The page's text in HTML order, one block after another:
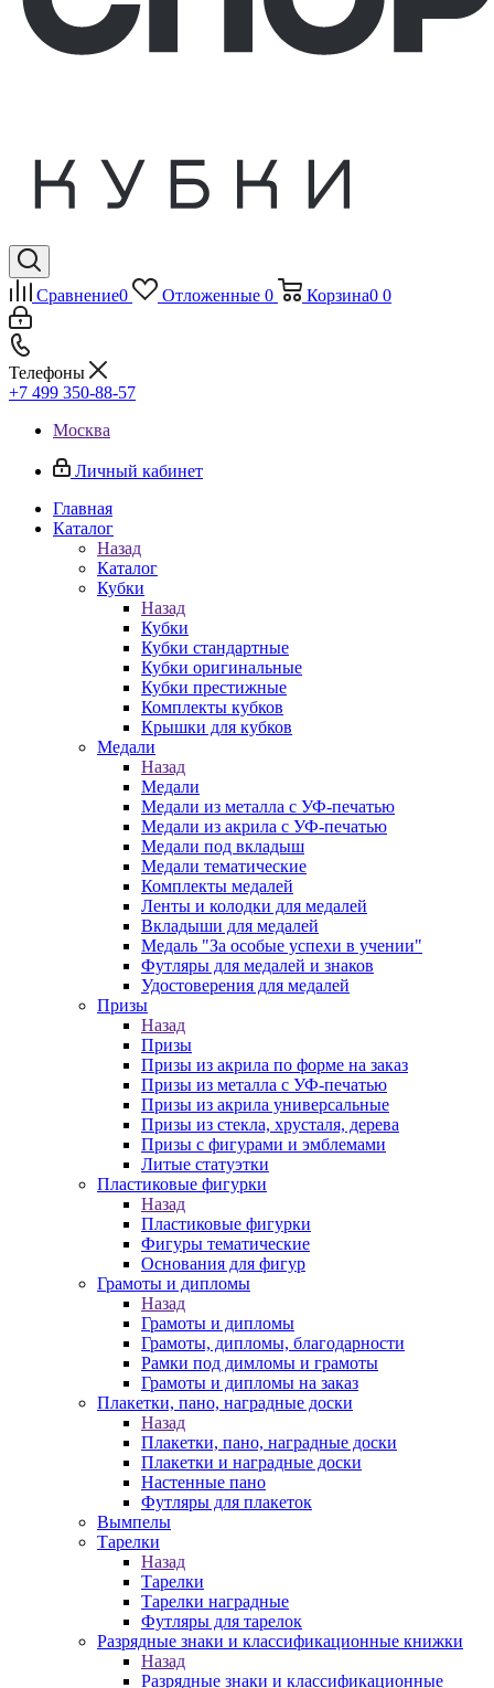
Сравнение0 Отложенные 0 Корзина0 0
Телефоны
+7 499 350-88-57
Москва
Личный кабинет
Главная
Каталог
Назад
Каталог
Кубки
Назад
Кубки
Кубки стандартные
Кубки оригинальные
Кубки престижные
Комплекты кубков
Крышки для кубков
Медали
Назад
Медали
Медали из металла с УФ-печатью
Медали из акрила с УФ-печатью
Медали под вкладыш
Медали тематические
Комплекты медалей
Ленты и колодки для медалей
Вкладыши для медалей
Медаль "За особые успехи в учении"
Футляры для медалей и знаков
Удостоверения для медалей
Призы
Назад
Призы
Призы из акрила по форме на заказ
Призы из металла с УФ-печатью
Призы из акрила универсальные
Призы из стекла, хрусталя, дерева
Призы с фигурами и эмблемами
Литые статуэтки
Пластиковые фигурки
Назад
Пластиковые фигурки
Фигуры тематические
Основания для фигур
Грамоты и дипломы
Назад
Грамоты и дипломы
Грамоты, дипломы, благодарности
Рамки под димломы и грамоты
Грамоты и дипломы на заказ
Плакетки, пано, наградные доски
Назад
Плакетки, пано, наградные доски
Плакетки и наградные доски
Настенные пано
Футляры для плакеток
Вымпелы
Тарелки
Назад
Тарелки
Тарелки наградные
Футляры для тарелок
Разрядные знаки и классификационные книжки
Назад
Разрядные знаки и классификационные